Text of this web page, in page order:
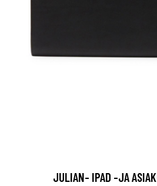
JULIAN- IPAD -JA